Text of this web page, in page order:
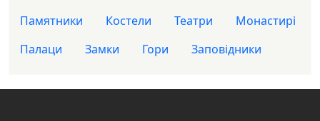
Памятники
Костели Театри
Монастирі
Палаци
Замки Гори Заповідники